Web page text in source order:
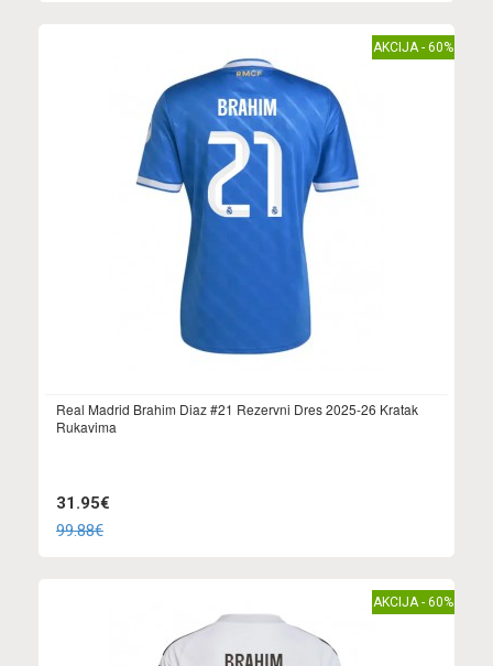
AKCIJA - 60%
Real Madrid Brahim Diaz #21 Rezervni Dres 2025-26 Kratak
Rukavima
31.95€
99.88€
AKCIJA - 60%